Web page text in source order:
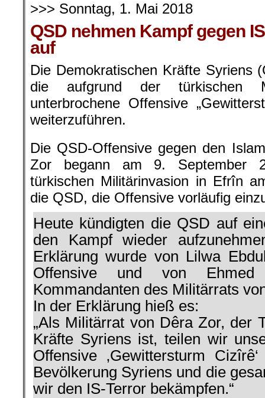
>>> Sonntag, 1. Mai 2018
QSD nehmen Kampf gegen
auf
Die Demokratischen Kräfte Syriens
die aufgrund der türkischen
unterbrochene Offensive
weiterzuführen.
Die QSD-Offensive gegen den
Zor begann am 9. September
türkischen Militärinvasion in Efrîn
die QSD, die Offensive vorläufig
Heute kündigten die QSD auf
den Kampf wieder
Erklärung wurde von Lilwa
Offensive und von
Kommandanten des Militärrats
In der Erklärung hieß es:
„Als Militärrat von Dêra Zor, der
Kräfte Syriens ist, teilen wir
Offensive ‚Gewittersturm
Bevölkerung Syriens und die
wir den IS-Terror bekämpfen.“